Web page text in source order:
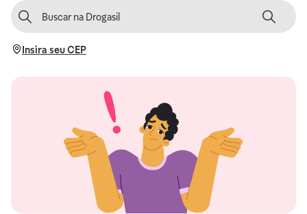
Insira seu CEP